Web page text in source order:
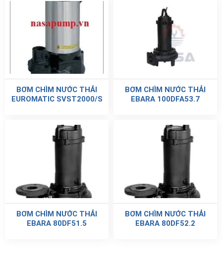
BƠM CHÌM NƯỚC THẢI
EUROMATIC SVST2000/S
BƠM CHÌM NƯỚC THẢI
EBARA 100DFA53.7
BƠM CHÌM NƯỚC THẢI
EBARA 80DF51.5
BƠM CHÌM NƯỚC THẢI
EBARA 80DF52.2